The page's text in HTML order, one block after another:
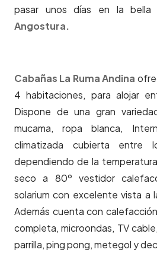
pasar unos días en la
Angostura.
Cabañas La Ruma Andina
4 habitaciones, para alojar
Dispone de una gran
mucama, ropa blanca,
climatizada cubierta entre
dependiendo de la
seco a 80º vestidor
solarium con excelente vista a
Además cuenta con
completa, microondas, TV
parrilla, ping pong, metegol y